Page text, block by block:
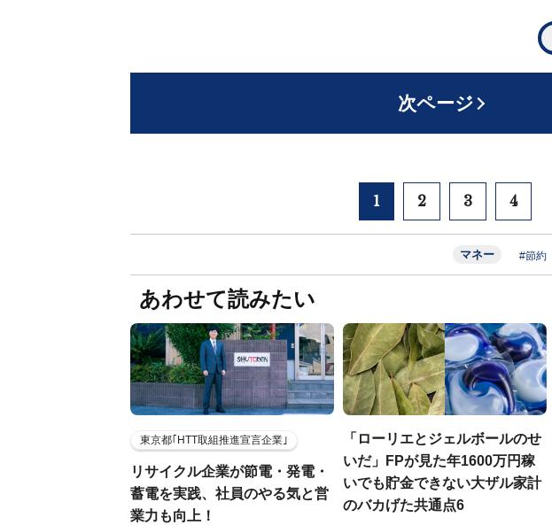
次ページ
1 2 3 4
マネー #節約
あわせて読みたい
東京都｢HTT取組推進宣言企業｣
リサイクル企業が節電・発電・
蓄電を実践、社員のやる気と営
業力も向上！
「ローリエとジェルボールのせ
いだ」FPが見た年1600万円稼
いでも貯金できない大ザル家計
のバカげた共通点6